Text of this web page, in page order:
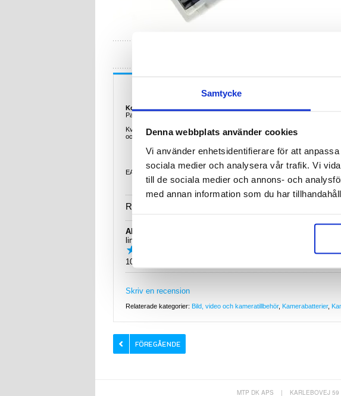
Samtycke
Denna webbplats använder cookies
Vi använder enhetsidentifierare för att
sociala medier och analysera vår trafik. Vi
till de sociala medier och annons- och
med annan information som du har
Kompatibelt batteri Canon LP-E8 - Li-Ion - 950mAh - 7,4V.
Passar till: Canon EOS 550D (EOS Rebel T2i), EOS 600D (EOS Rebel
Kvalitetsbatteri (ej original) till ett lågt pris. Batteriet innehåller först och
och innehåller ett säkerhetskretslopp som förhindrar batteriet från att
EAN: 4260190978947
Recension:
Abdulbadie almualem
lindesberg
10.01.2017
Skriv en recension
Relaterade kategorier: Bild, video och kameratillbehör, Kamerabatterier,
MTP DK APS | KARLEBOVEJ 59